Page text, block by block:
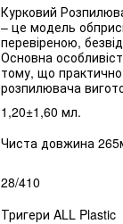
Курковий
– це модель
перевіреною,
Основна
тому, що
розпилювача
1,20±1,60 мл.
Чиста довжина
28/410
Тригери ALL Plastic